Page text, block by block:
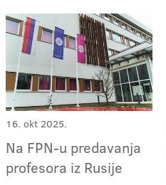
16. okt 2025.
Na FPN-u predavanja
profesora iz Rusije